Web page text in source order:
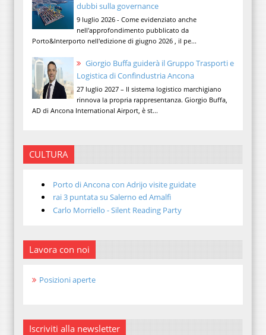
dubbi sulla governance
9 luglio 2026 - Come evidenziato anche
nell'approfondimento pubblicato da
Porto&Interporto nell'edizione di giugno 2026 , il pe...
Giorgio Buffa guiderà il Gruppo Trasporti e
Logistica di Confindustria Ancona
27 luglio 2027 – Il sistema logistico marchigiano
rinnova la propria rappresentanza. Giorgio Buffa,
AD di Ancona International Airport, è st...
CULTURA
Porto di Ancona con Adrijo visite guidate
rai 3 puntata su Salerno ed Amalfi
Carlo Morriello - Silent Reading Party
Lavora con noi
Posizioni aperte
Iscriviti alla newsletter